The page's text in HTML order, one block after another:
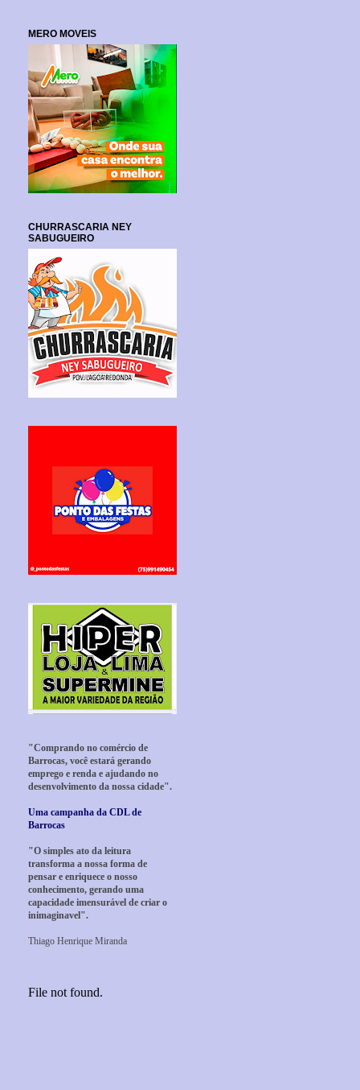
MERO MOVEIS
CHURRASCARIA NEY
SABUGUEIRO
"Comprando no comércio de
Barrocas, você estará gerando
emprego e renda e ajudando no
desenvolvimento da nossa cidade".
Uma campanha da CDL de
Barrocas
"O simples ato da leitura
transforma a nossa forma de
pensar e enriquece o nosso
conhecimento, gerando uma
capacidade imensurável de criar o
inimaginavel".
Thiago Henrique Miranda